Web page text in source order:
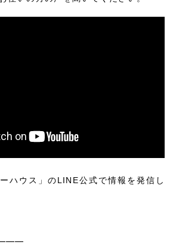
ハウス」のLINE公式で情報を発信し